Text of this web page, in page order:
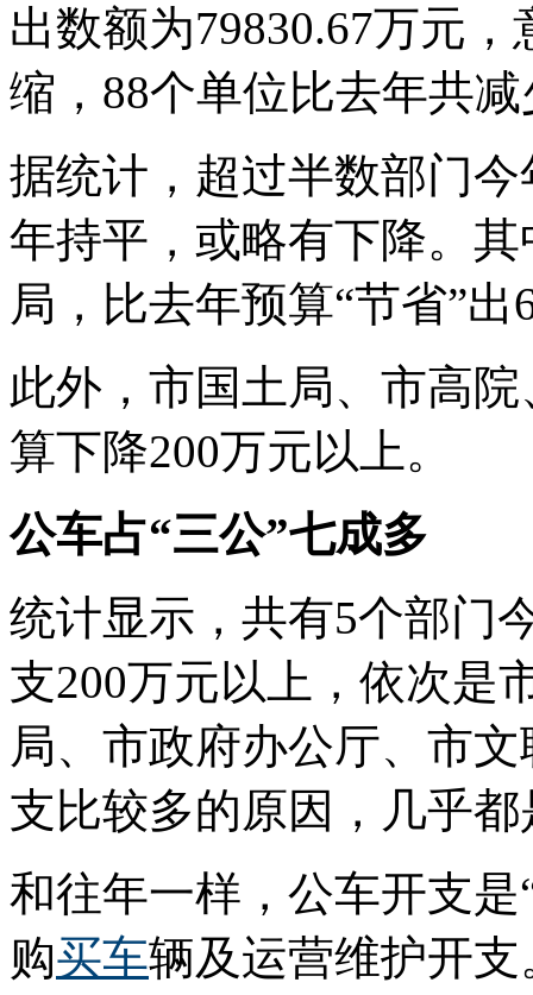
出数额为79830.67万元
缩，88个单位比去年共
据统计，超过半数部门
年持平，或略有下降。
局，比去年预算“节省”出
此外，市国土局、市高
算下降200万元以上。
公车占“三公”七成多
统计显示，共有5个部门
支200万元以上，依次是
局、市政府办公厅、市
支比较多的原因，几乎都
和往年一样，公车开支是
购买车辆及运营维护开